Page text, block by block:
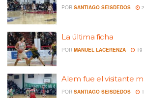
POR SANTIAGO SEISDEDOS
La última ficha
POR MANUEL LACERENZA 19
Alem fue el visitante
POR SANTIAGO SEISDEDOS